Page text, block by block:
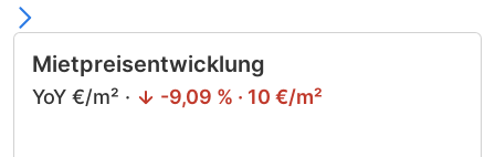
Mietpreisentwicklung
YoY €/m² · -9,09 % · 10 €/m²